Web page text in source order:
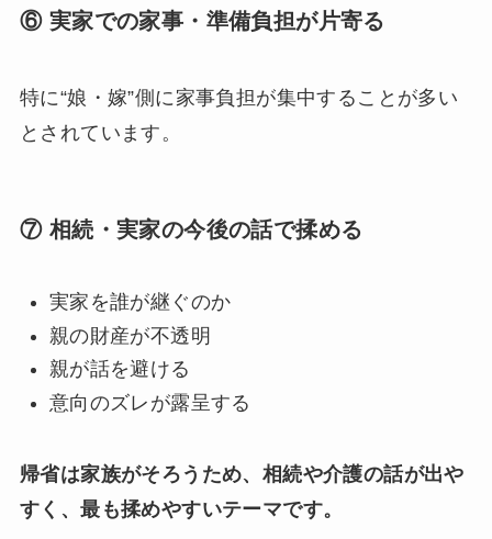
⑥ 実家での家事・準備負担が片寄る
特に“娘・嫁”側に家事負担が集中することが多い
とされています。
⑦ 相続・実家の今後の話で揉める
実家を誰が継ぐのか
親の財産が不透明
親が話を避ける
意向のズレが露呈する
帰省は家族がそろうため、相続や介護の話が出や
すく、最も揉めやすいテーマです。